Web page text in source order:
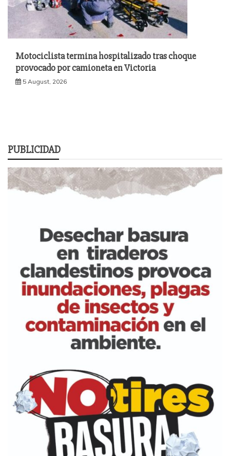
Motociclista termina hospitalizado tras choque
provocado por camioneta en Victoria
5 August, 2026
PUBLICIDAD